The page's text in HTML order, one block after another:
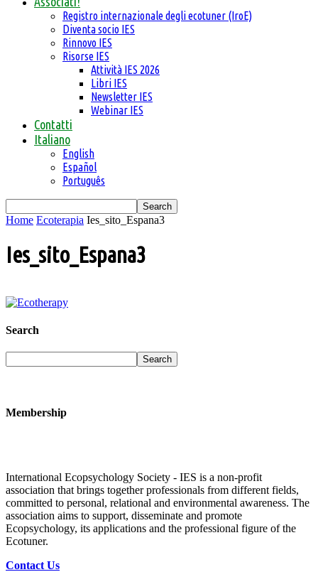
Registro internazionale degli ecotuner (IroE)
Diventa socio IES
Rinnovo IES
Risorse IES
Attività IES 2026
Libri IES
Newsletter IES
Webinar IES
Contatti
Italiano
English
Español
Português
Home Ecoterapia Ies_sito_Espana3
Ies_sito_Espana3
Search
Membership
International Ecopsychology Society - IES is a non-profit
association that brings together professionals from different fields,
committed to personal, relational and environmental awareness. The
association aims to support, disseminate and promote
Ecopsychology, its applications and the professional figure of the
Ecotuner.
Contact Us